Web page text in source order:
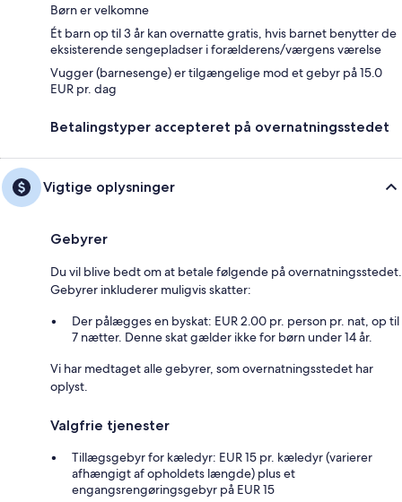
Børn er velkomne
Ét barn op til 3 år kan overnatte gratis, hvis barnet benytter de
eksisterende sengepladser i forælderens/værgens værelse
Vugger (barnesenge) er tilgængelige mod et gebyr på 15.0
EUR pr. dag
Betalingstyper accepteret på overnatningsstedet
Vigtige oplysninger
Gebyrer
Du vil blive bedt om at betale følgende på overnatningsstedet.
Gebyrer inkluderer muligvis skatter:
Der pålægges en byskat: EUR 2.00 pr. person pr. nat, op til
7 nætter. Denne skat gælder ikke for børn under 14 år.
Vi har medtaget alle gebyrer, som overnatningsstedet har
oplyst.
Valgfrie tjenester
Tillægsgebyr for kæledyr: EUR 15 pr. kæledyr (varierer
afhængigt af opholdets længde) plus et
engangsrengøringsgebyr på EUR 15